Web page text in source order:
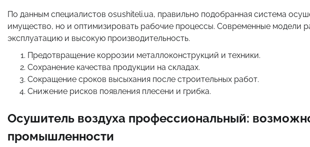
По данным специалистов osushiteli.ua, правильно подобранная система
имущество, но и оптимизировать рабочие процессы. Современные модели
эксплуатацию и высокую производительность.
Предотвращение коррозии металлоконструкций и техники.
Сохранение качества продукции на складах.
Сокращение сроков высыхания после строительных работ.
Снижение рисков появления плесени и грибка.
Осушитель воздуха профессиональный:
промышленности